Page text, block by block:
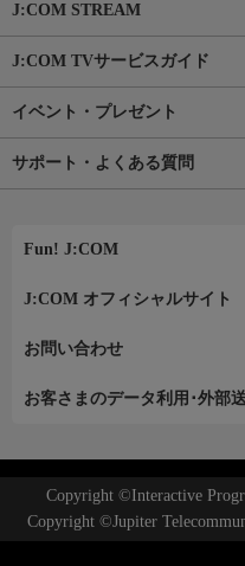
J:COM STREAM
J:COM TVサービスガイド
イベント・プレゼント
サポート・よくある質問
Fun! J:COM
J:COM オフィシャルサイト
お問い合わせ
お客さまのデータ利用･外部
Copyright ©Interactive
Copyright ©Jupiter